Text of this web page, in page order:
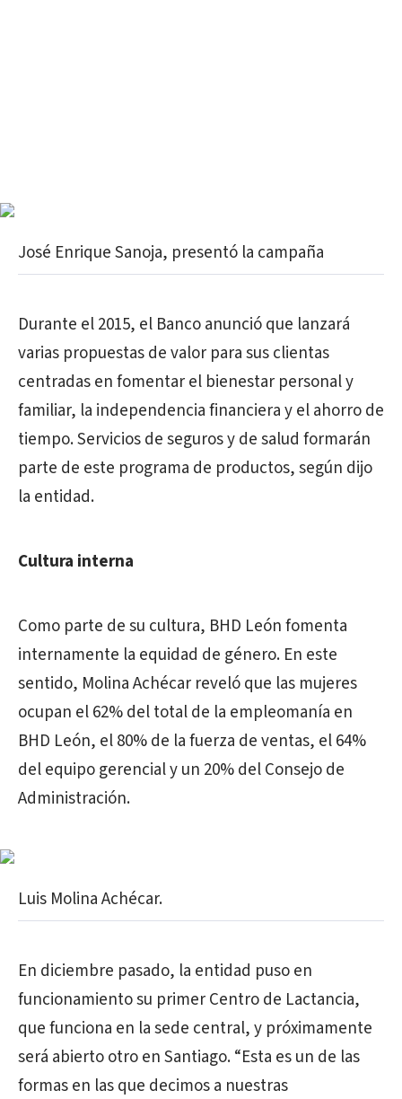
José Enrique Sanoja, presentó la campaña
Durante el 2015, el Banco anunció que lanzará
varias propuestas de valor para sus clientas
centradas en fomentar el bienestar personal y
familiar, la independencia financiera y el ahorro de
tiempo. Servicios de seguros y de salud formarán
parte de este programa de productos, según dijo
la entidad.
Cultura interna
Como parte de su cultura, BHD León fomenta
internamente la equidad de género. En este
sentido, Molina Achécar reveló que las mujeres
ocupan el 62% del total de la empleomanía en
BHD León, el 80% de la fuerza de ventas, el 64%
del equipo gerencial y un 20% del Consejo de
Administración.
Luis Molina Achécar.
En diciembre pasado, la entidad puso en
funcionamiento su primer Centro de Lactancia,
que funciona en la sede central, y próximamente
será abierto otro en Santiago. “Esta es un de las
formas en las que decimos a nuestras